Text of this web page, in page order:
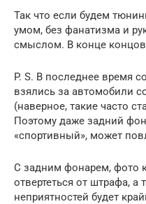
Так что если будем
умом, без фанатизма и
смыслом. В конце
P. S. В последнее время
взялись за автомобили
(наверное, такие часто
Поэтому даже задний
«спортивный», может
С задним фонарем, фото
отвертеться от штрафа, а
неприятностей будет